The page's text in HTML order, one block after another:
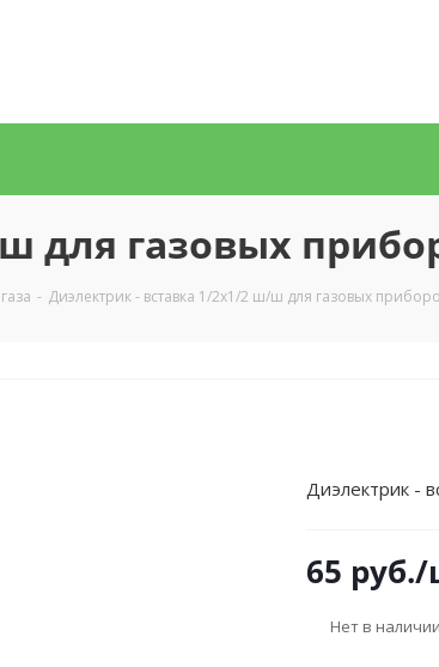
для газовых
- Диэлектрик - вставка 1/2х1/2 ш/ш для газовых
Диэлектрик -
65 руб./
Нет в наличии